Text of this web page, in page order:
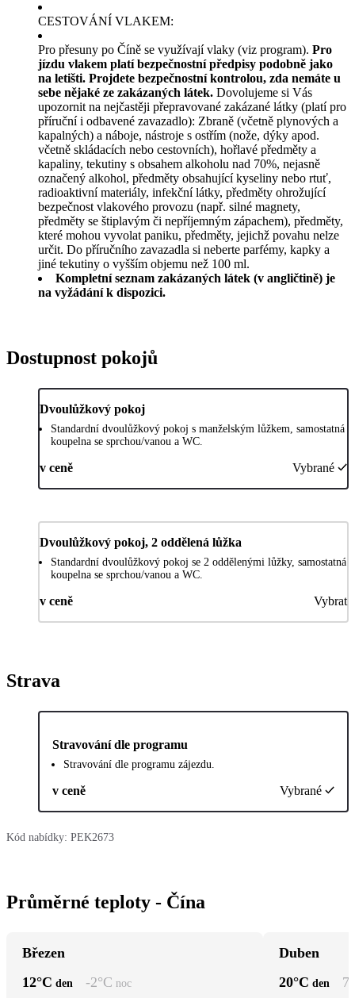
CESTOVÁNÍ VLAKEM:
Pro přesuny po Číně se využívají vlaky (viz program). Pro
jízdu vlakem platí bezpečnostní předpisy podobně jako
na letišti. Projdete bezpečnostní kontrolou, zda nemáte u
sebe nějaké ze zakázaných látek. Dovolujeme si Vás
upozornit na nejčastěji přepravované zakázané látky (platí pro
příruční i odbavené zavazadlo): Zbraně (včetně plynových a
kapalných) a náboje, nástroje s ostřím (nože, dýky apod.
včetně skládacích nebo cestovních), hořlavé předměty a
kapaliny, tekutiny s obsahem alkoholu nad 70%, nejasně
označený alkohol, předměty obsahující kyseliny nebo rtuť,
radioaktivní materiály, infekční látky, předměty ohrožující
bezpečnost vlakového provozu (např. silné magnety,
předměty se štiplavým či nepříjemným zápachem), předměty,
které mohou vyvolat paniku, předměty, jejichž povahu nelze
určit. Do příručního zavazadla si neberte parfémy, kapky a
jiné tekutiny o vyšším objemu než 100 ml.
Kompletní seznam zakázaných látek (v angličtině) je
na vyžádání k dispozici.
Dostupnost pokojů
Dvoulůžkový pokoj
Standardní dvoulůžkový pokoj s manželským lůžkem, samostatná
koupelna se sprchou/vanou a WC.
v ceně Vybrané
Dvoulůžkový pokoj, 2 oddělená lůžka
Standardní dvoulůžkový pokoj se 2 oddělenými lůžky, samostatná
koupelna se sprchou/vanou a WC.
v ceně Vybrat
Strava
Stravování dle programu
Stravování dle programu zájezdu.
v ceně Vybrané
Kód nabídky: PEK2673
Průměrné teploty - Čína
Březen
12°C den -2°C noc
Duben
20°C den 7